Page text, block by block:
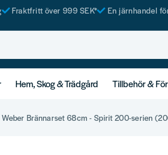
Fraktfritt över 999 SEK* En järnhandel
Hem, Skog & Trädgård Tillbehör &
Weber Brännarset 68cm - Spirit 200-serien